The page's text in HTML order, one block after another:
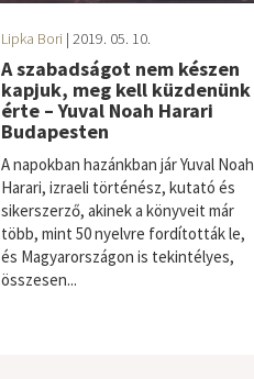
Lipka Bori | 2019. 05. 10.
A szabadságot nem készen
kapjuk, meg kell küzdenünk
érte – Yuval Noah Harari
Budapesten
A napokban hazánkban jár Yuval Noah
Harari, izraeli történész, kutató és
sikerszerző, akinek a könyveit már
több, mint 50 nyelvre fordították le,
és Magyarországon is tekintélyes,
összesen...